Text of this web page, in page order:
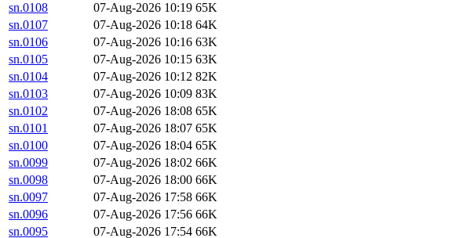
sn.0108
07-Aug-2026 10:19 65K
sn.0107
07-Aug-2026 10:18 64K
sn.0106
07-Aug-2026 10:16 63K
sn.0105
07-Aug-2026 10:15 63K
sn.0104
07-Aug-2026 10:12 82K
sn.0103
07-Aug-2026 10:09 83K
sn.0102
07-Aug-2026 18:08 65K
sn.0101
07-Aug-2026 18:07 65K
sn.0100
07-Aug-2026 18:04 65K
sn.0099
07-Aug-2026 18:02 66K
sn.0098
07-Aug-2026 18:00 66K
sn.0097
07-Aug-2026 17:58 66K
sn.0096
07-Aug-2026 17:56 66K
sn.0095
07-Aug-2026 17:54 66K